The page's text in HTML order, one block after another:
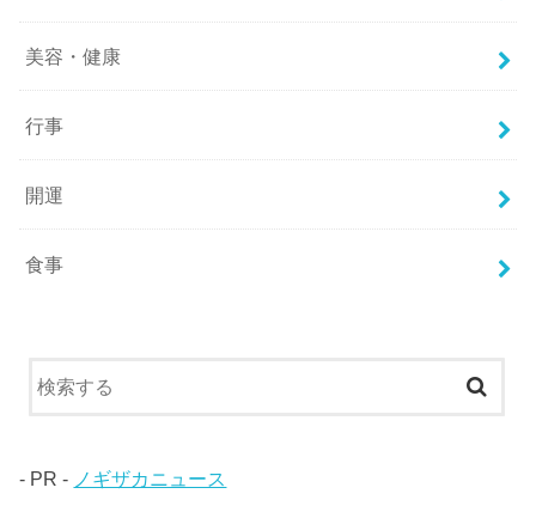
美容・健康
行事
開運
食事
- PR - ノギザカニュース